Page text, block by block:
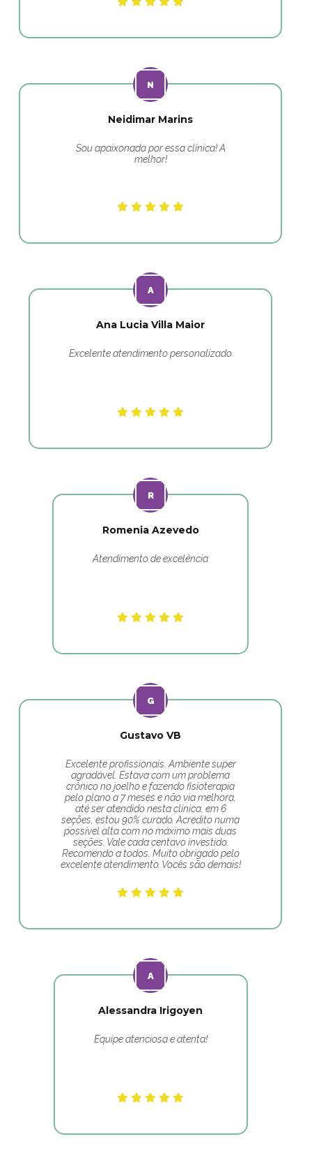
Neidimar Marins
Sou apaixonada por essa clínica! A
melhor!
Ana Lucia Villa Maior
Excelente atendimento personalizado
Romenia Azevedo
Atendimento de excelência
Gustavo VB
Excelente profissionais. Ambiente super
agradável. Estava com um problema
crônico no joelho e fazendo fisioterapia
pelo plano a 7 meses e não via melhora,
até ser atendido nesta clínica, em 6
seções, estou 90% curado. Acredito numa
possível alta com no máximo mais duas
seções. Vale cada centavo investido.
Recomendo a todos. Muito obrigado pelo
excelente atendimento. Vocês são demais!
Alessandra Irigoyen
Equipe atenciosa e atenta!